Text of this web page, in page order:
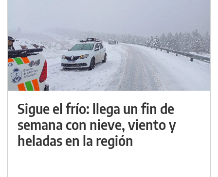
Sigue el frío: llega un fin de
semana con nieve, viento y
heladas en la región